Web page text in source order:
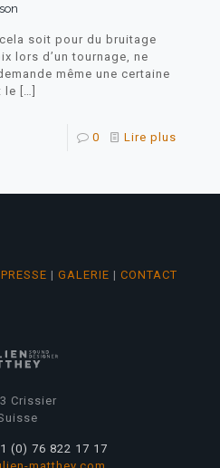
soit pour du bruitage
lors d’un tournage, ne
même une certaine
le
0 Lire plus
PRESSE | GALERIE | CONTACT
Crissier
(0) 76 822 17 17